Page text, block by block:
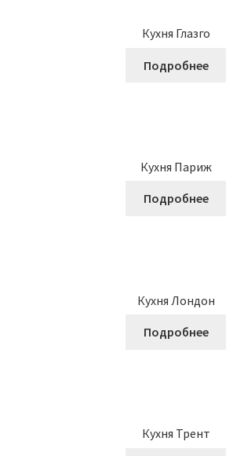
Кухня Глазго
Подробнее
Кухня Париж
Подробнее
Кухня Лондон
Подробнее
Кухня Трент